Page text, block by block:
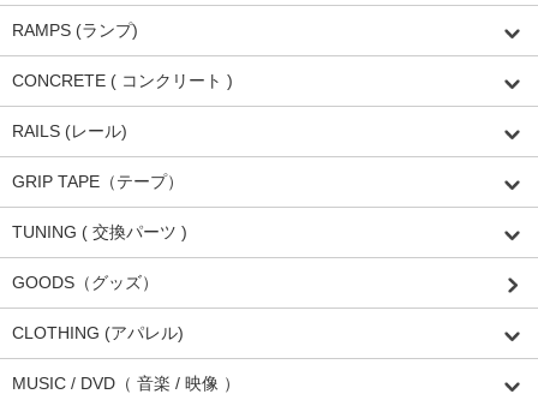
RAMPS (ランプ)
CONCRETE ( コンクリート )
RAILS (レール)
GRIP TAPE（テープ）
TUNING ( 交換パーツ )
GOODS（グッズ）
CLOTHING (アパレル)
MUSIC / DVD（ 音楽 / 映像 ）